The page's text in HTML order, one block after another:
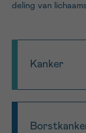
deling van
Kanker